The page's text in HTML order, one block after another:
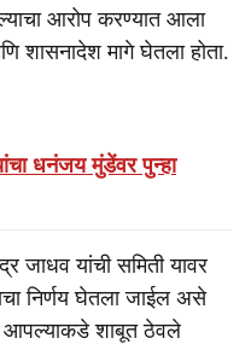
आरोप करण्यात आला
शासनादेश मागे घेतला होता.
धनंजय मुंडेंवर पुन्हा
जाधव यांची समिती यावर
निर्णय घेतला जाईल असे
आपल्याकडे शाबूत ठेवले